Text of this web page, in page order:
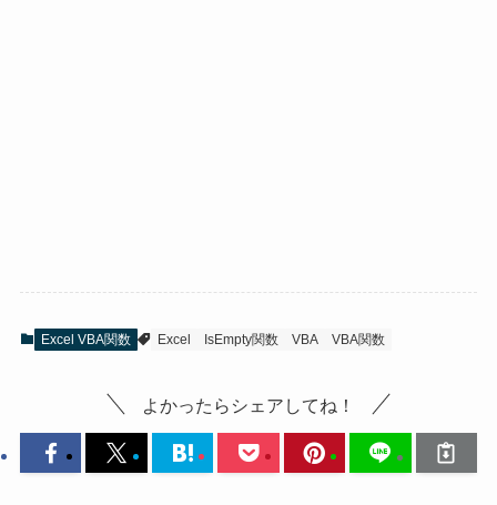
Excel VBA関数 Excel IsEmpty関数 VBA VBA関数
よかったらシェアしてね！